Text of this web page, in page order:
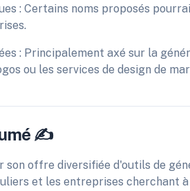
: Certains noms proposés
: Principalement axé sur la
ou les services de design de
✍️
son offre diversifiée d'outils de
et les entreprises cherchant